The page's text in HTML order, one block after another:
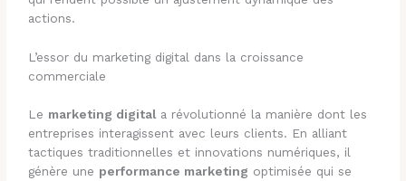
actions.
L’essor du marketing digital dans la croissance
commerciale
Le marketing digital a révolutionné la manière dont les
entreprises interagissent avec leurs clients. En alliant
tactiques traditionnelles et innovations numériques, il
génère une performance marketing optimisée qui se